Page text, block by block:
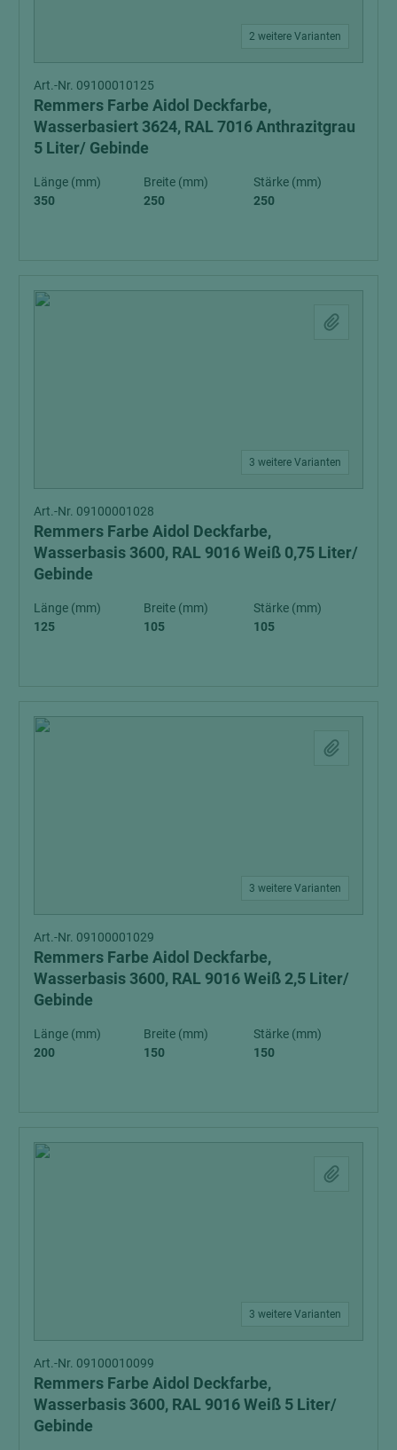
2 weitere Varianten
Art.-Nr. 09100010125
Remmers Farbe Aidol Deckfarbe,
Wasserbasiert 3624, RAL 7016 Anthrazitgrau
5 Liter/ Gebinde
Länge (mm)
350
Breite (mm)
250
Stärke (mm)
250
3 weitere Varianten
Art.-Nr. 09100001028
Remmers Farbe Aidol Deckfarbe,
Wasserbasis 3600, RAL 9016 Weiß 0,75 Liter/
Gebinde
Länge (mm)
125
Breite (mm)
105
Stärke (mm)
105
3 weitere Varianten
Art.-Nr. 09100001029
Remmers Farbe Aidol Deckfarbe,
Wasserbasis 3600, RAL 9016 Weiß 2,5 Liter/
Gebinde
Länge (mm)
200
Breite (mm)
150
Stärke (mm)
150
3 weitere Varianten
Art.-Nr. 09100010099
Remmers Farbe Aidol Deckfarbe,
Wasserbasis 3600, RAL 9016 Weiß 5 Liter/
Gebinde